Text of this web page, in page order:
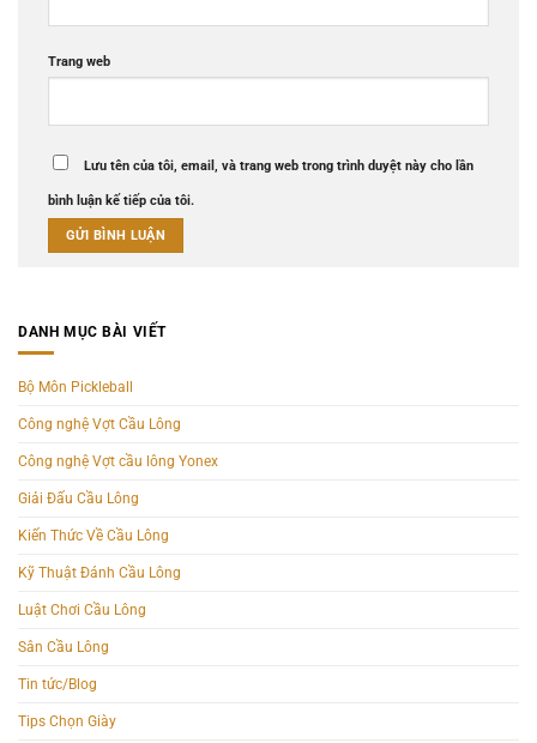
Trang web
Lưu tên của tôi, email, và trang web trong trình duyệt này cho lần
bình luận kế tiếp của tôi.
DANH MỤC BÀI VIẾT
Bộ Môn Pickleball
Công nghệ Vợt Cầu Lông
Công nghệ Vợt cầu lông Yonex
Giải Đấu Cầu Lông
Kiến Thức Về Cầu Lông
Kỹ Thuật Đánh Cầu Lông
Luật Chơi Cầu Lông
Sân Cầu Lông
Tin tức/Blog
Tips Chọn Giày